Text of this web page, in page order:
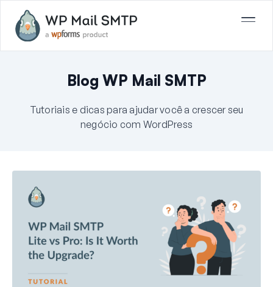
Blog WP Mail SMTP
Tutoriais e dicas para ajudar você a crescer seu
negócio com WordPress